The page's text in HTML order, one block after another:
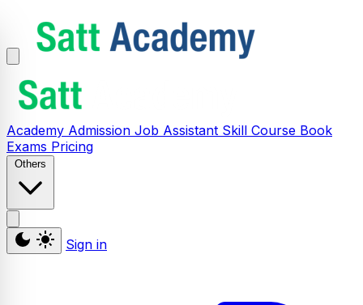
Academy Admission Job Assistant Skill Course Book
Exams Pricing
Others
Sign in